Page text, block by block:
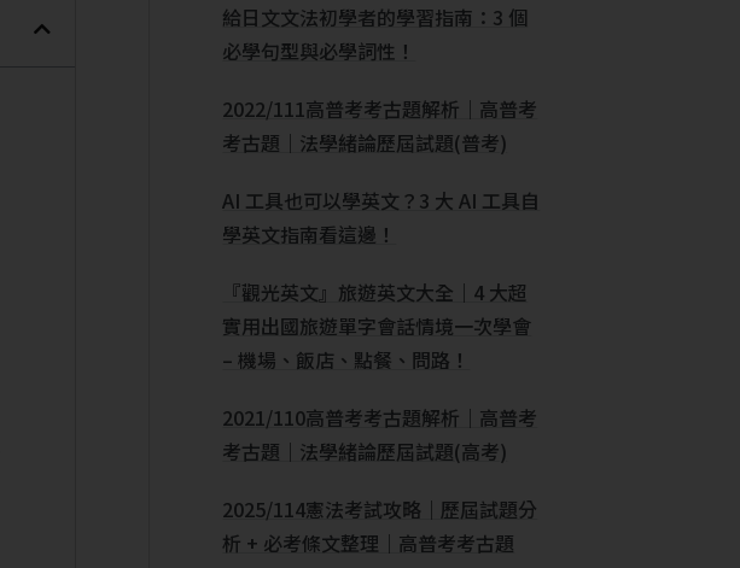
給日文文法初學者的學習指南：3 個
必學句型與必學詞性！
2022/111高普考考古題解析｜高普考
考古題｜法學緒論歷屆試題(普考)
AI 工具也可以學英文？3 大 AI 工具自
學英文指南看這邊！
『觀光英文』旅遊英文大全｜4 大超
實用出國旅遊單字會話情境一次學會
– 機場、飯店、點餐、問路！
2021/110高普考考古題解析｜高普考
考古題｜法學緒論歷屆試題(高考)
2025/114憲法考試攻略｜歷屆試題分
析 + 必考條文整理｜高普考考古題